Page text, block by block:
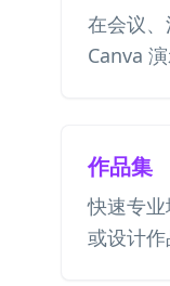
在会议
Canva 演
作品集
快速专
或设计作